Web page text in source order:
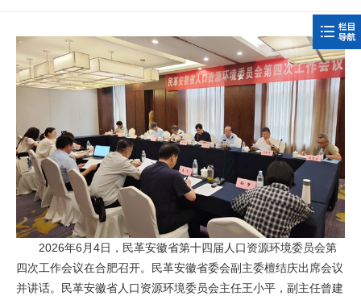
2026年6月4日，民革安徽省第十四届人口资源环境委员会第
四次工作会议在合肥召开。民革安徽省委会副主委檀结庆出席会议
并讲话。民革安徽省人口资源环境委员会主任王小平，副主任曾建